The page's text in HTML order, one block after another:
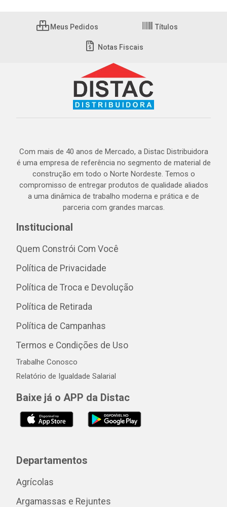
Meus Pedidos Títulos
Notas Fiscais
Com mais de 40 anos de Mercado, a Distac Distribuidora
é uma empresa de referência no segmento de material de
construção em todo o Norte Nordeste. Temos o
compromisso de entregar produtos de qualidade aliados
a uma dinâmica de trabalho moderna e prática e de
parceria com grandes marcas.
Institucional
Quem Constrói Com Você
Política de Privacidade
Política de Troca e Devolução
Política de Retirada
Política de Campanhas
Termos e Condições de Uso
Trabalhe Conosco
Relatório de Igualdade Salarial
Baixe já o APP da Distac
Departamentos
Agrícolas
Argamassas e Rejuntes